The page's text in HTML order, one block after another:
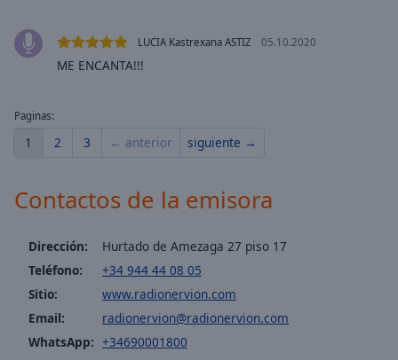
window.
Text
Color
Opacity
Caption
LUCIA Kastrexana ASTIZ 05.10.2020
ME ENCANTA!!!
Paginas:
1 2 3 ← anterior siguiente →
Contactos de la emisora
Dirección:
Hurtado de Amezaga 27 piso 17
Teléfono:
+34 944 44 08 05
Sitio:
www.radionervion.com
Email:
radionervion@radionervion.com
WhatsApp: +34690001800